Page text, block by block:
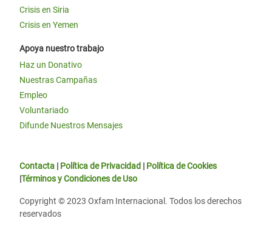
Crisis en Siria
Crisis en Yemen
Apoya nuestro trabajo
Haz un Donativo
Nuestras Campañas
Empleo
Voluntariado
Difunde Nuestros Mensajes
Contacta | Política de Privacidad | Política de Cookies
|Términos y Condiciones de Uso
Copyright © 2023 Oxfam Internacional. Todos los derechos
reservados